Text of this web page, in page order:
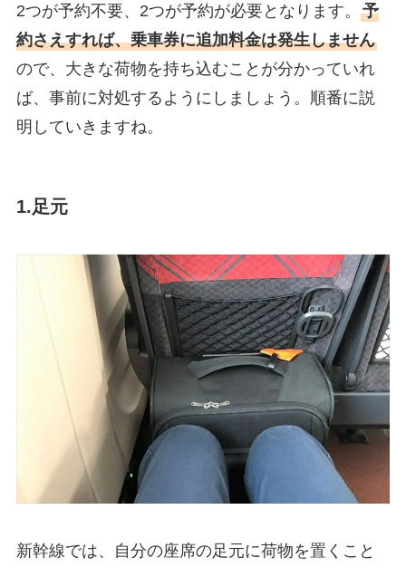
2つが予約不要、2つが予約が必要となります。 予
約さえすれば、乗車券に追加料金は発生しません
ので、大きな荷物を持ち込むことが分かっていれ
ば、事前に対処するようにしましょう。順番に説
明していきますね。
1.足元
新幹線では、自分の座席の足元に荷物を置くこと